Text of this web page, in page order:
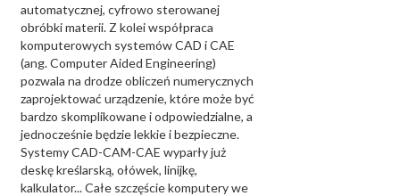
automatycznej, cyfrowo sterowanej
obróbki materii. Z kolei współpraca
komputerowych systemów CAD i CAE
(ang. Computer Aided Engineering)
pozwala na drodze obliczeń numerycznych
zaprojektować urządzenie, które może być
bardzo skomplikowane i odpowiedzialne, a
jednocześnie będzie lekkie i bezpieczne.
Systemy CAD-CAM-CAE wyparły już
deskę kreślarską, ołówek, linijkę,
kalkulator... Całe szczęście komputery we